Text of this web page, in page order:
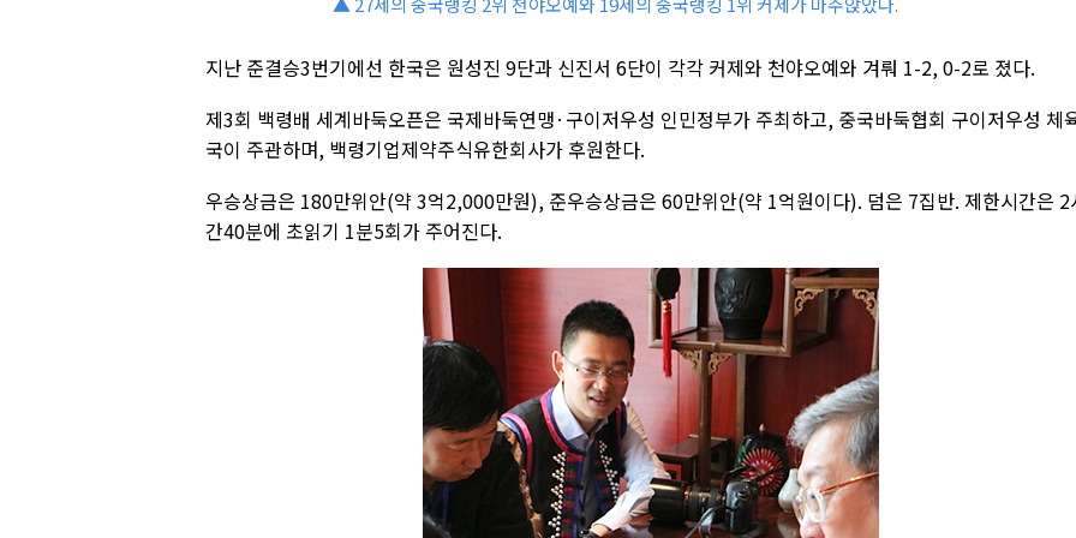
지난 준결승3번기에선 한국은 원성진 9단과 신진서 6단이 각각 커제와 천야오예와 겨뤄 1-2, 0-2로 졌다.
제3회 백령배 세계바둑오픈은 국제바둑연맹·구이저우성 인민정부가 주최하고, 중국바둑협회 구이저우성 체
국이 주관하며, 백령기업제약주식유한회사가 후원한다.
우승상금은 180만위안(약 3억2,000만원), 준우승상금은 60만위안(약 1억원이다). 덤은 7집반. 제한시간은 2
간40분에 초읽기 1분5회가 주어진다.